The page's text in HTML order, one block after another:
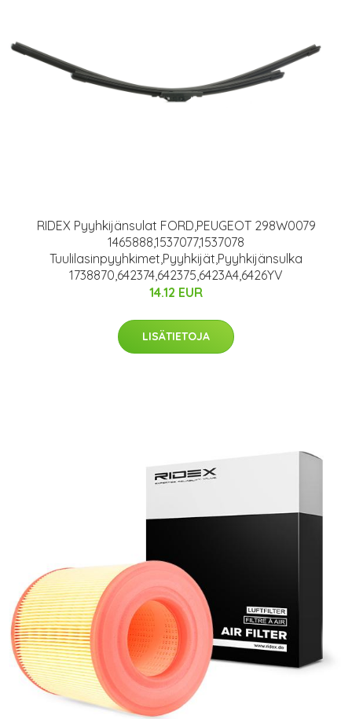
RIDEX Pyyhkijänsulat FORD,PEUGEOT 298W0079
1465888,1537077,1537078
Tuulilasinpyyhkimet,Pyyhkijät,Pyyhkijänsulka
1738870,642374,642375,6423A4,6426YV
14.12 EUR
LISÄTIETOJA